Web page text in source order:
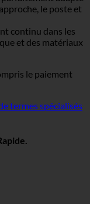
le poste et
continu dans les
et des matériaux
le paiement
termes spécialisés